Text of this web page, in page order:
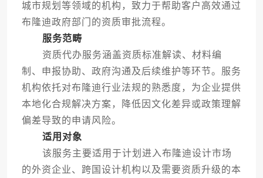
城市规划等领域的机构，致力于帮助客户高效通过
布隆迪政府部门的资质审批流程。
服务范畴
资质代办服务涵盖资质标准解读、材料编
制、申报协助、政府沟通及后续维护等环节。服务
机构依托对布隆迪行业法规的熟悉度，为企业提供
本地化合规解决方案，降低因文化差异或政策理解
偏差导致的申请风险。
适用对象
该服务主要适用于计划进入布隆迪设计市场
的外资企业、跨国设计机构以及需要资质升级的本